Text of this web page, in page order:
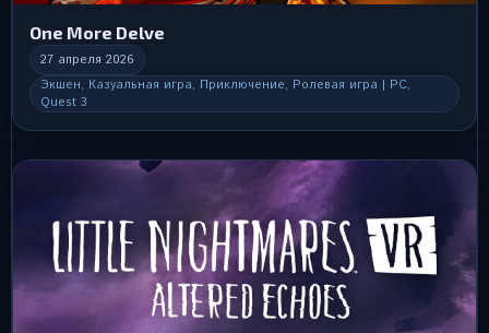
One More Delve
27 апреля 2026
Экшен, Казуальная игра, Приключение, Ролевая игра | PC,
Quest 3